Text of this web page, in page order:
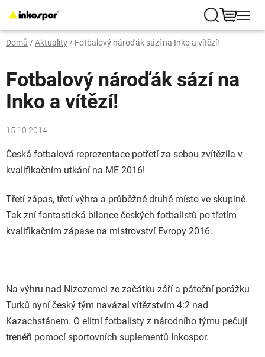
na
obsah
Hledat
Domů / Aktuality/ Fotbalový nároďák sází na Inko a vítězí!
Fotbalový nároďák sází na
Inko a vítězí!
15.10.2014
Česká fotbalová reprezentace potřetí za sebou zvítězila v
kvalifikačním utkání na ME 2016!
Třetí zápas, třetí výhra a průběžné druhé místo ve skupině.
Tak zní fantastická bilance českých fotbalistů po třetím
kvalifikačním zápase na mistrovství Evropy 2016.
Na výhru nad Nizozemci ze začátku září a páteční porážku
Turků nyní český tým navázal vítězstvím 4:2 nad
Kazachstánem. O elitní fotbalisty z národního týmu pečují
trenéři pomocí sportovních suplementů Inkospor.